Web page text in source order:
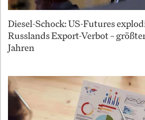
Diesel-Schock: US-Futures
Russlands Export-Verbot –
Jahren